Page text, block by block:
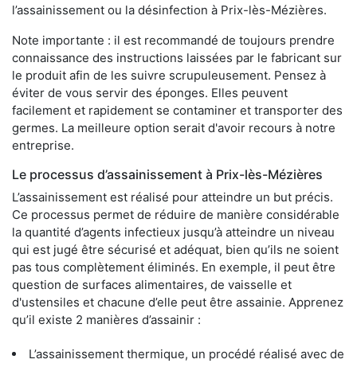
l’assainissement ou la désinfection à Prix-lès-Mézières.
Note importante : il est recommandé de toujours prendre
connaissance des instructions laissées par le fabricant sur
le produit afin de les suivre scrupuleusement. Pensez à
éviter de vous servir des éponges. Elles peuvent
facilement et rapidement se contaminer et transporter des
germes. La meilleure option serait d'avoir recours à notre
entreprise.
Le processus d’assainissement à Prix-lès-Mézières
L’assainissement est réalisé pour atteindre un but précis.
Ce processus permet de réduire de manière considérable
la quantité d’agents infectieux jusqu’à atteindre un niveau
qui est jugé être sécurisé et adéquat, bien qu’ils ne soient
pas tous complètement éliminés. En exemple, il peut être
question de surfaces alimentaires, de vaisselle et
d'ustensiles et chacune d’elle peut être assainie. Apprenez
qu’il existe 2 manières d’assainir :
L’assainissement thermique, un procédé réalisé avec de